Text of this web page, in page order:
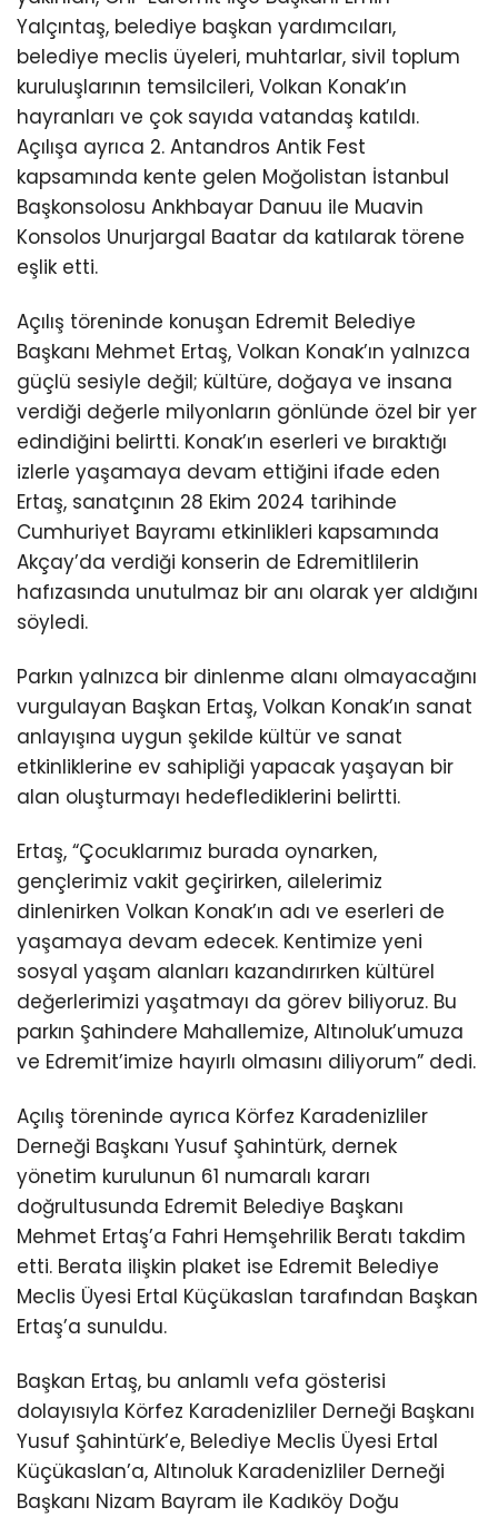
Yalçıntaş, belediye başkan yardımcıları,
belediye meclis üyeleri, muhtarlar, sivil toplum
kuruluşlarının temsilcileri, Volkan Konak’ın
hayranları ve çok sayıda vatandaş katıldı.
Açılışa ayrıca 2. Antandros Antik Fest
kapsamında kente gelen Moğolistan İstanbul
Başkonsolosu Ankhbayar Danuu ile Muavin
Konsolos Unurjargal Baatar da katılarak törene
eşlik etti.
Açılış töreninde konuşan Edremit Belediye
Başkanı Mehmet Ertaş, Volkan Konak’ın yalnızca
güçlü sesiyle değil; kültüre, doğaya ve insana
verdiği değerle milyonların gönlünde özel bir yer
edindiğini belirtti. Konak’ın eserleri ve bıraktığı
izlerle yaşamaya devam ettiğini ifade eden
Ertaş, sanatçının 28 Ekim 2024 tarihinde
Cumhuriyet Bayramı etkinlikleri kapsamında
Akçay’da verdiği konserin de Edremitlilerin
hafızasında unutulmaz bir anı olarak yer aldığını
söyledi.
Parkın yalnızca bir dinlenme alanı olmayacağını
vurgulayan Başkan Ertaş, Volkan Konak’ın sanat
anlayışına uygun şekilde kültür ve sanat
etkinliklerine ev sahipliği yapacak yaşayan bir
alan oluşturmayı hedeflediklerini belirtti.
Ertaş, “Çocuklarımız burada oynarken,
gençlerimiz vakit geçirirken, ailelerimiz
dinlenirken Volkan Konak’ın adı ve eserleri de
yaşamaya devam edecek. Kentimize yeni
sosyal yaşam alanları kazandırırken kültürel
değerlerimizi yaşatmayı da görev biliyoruz. Bu
parkın Şahindere Mahallemize, Altınoluk’umuza
ve Edremit’imize hayırlı olmasını diliyorum” dedi.
Açılış töreninde ayrıca Körfez Karadenizliler
Derneği Başkanı Yusuf Şahintürk, dernek
yönetim kurulunun 61 numaralı kararı
doğrultusunda Edremit Belediye Başkanı
Mehmet Ertaş’a Fahri Hemşehrilik Beratı takdim
etti. Berata ilişkin plaket ise Edremit Belediye
Meclis Üyesi Ertal Küçükaslan tarafından Başkan
Ertaş’a sunuldu.
Başkan Ertaş, bu anlamlı vefa gösterisi
dolayısıyla Körfez Karadenizliler Derneği Başkanı
Yusuf Şahintürk’e, Belediye Meclis Üyesi Ertal
Küçükaslan’a, Altınoluk Karadenizliler Derneği
Başkanı Nizam Bayram ile Kadıköy Doğu